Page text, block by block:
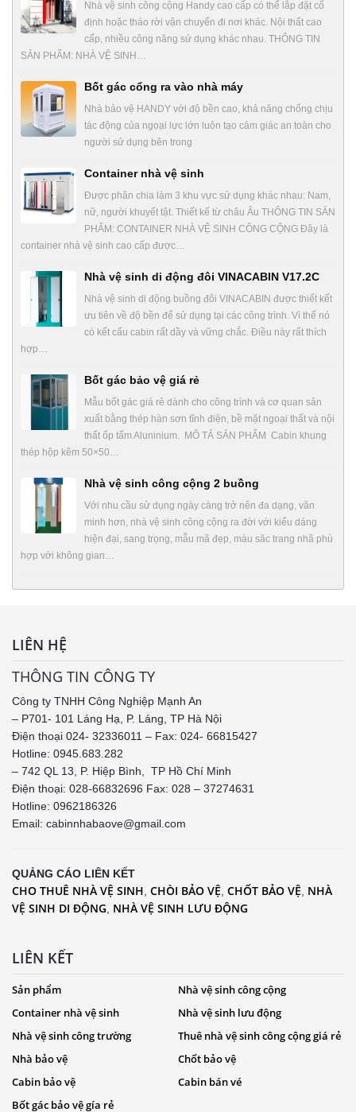
Nhà vệ sinh công cộng Handy cao cấp có thể lắp đặt cố
định hoặc tháo rời vận chuyển đi nơi khác. Nội thất cao
cấp, nhiều công năng sử dụng khác nhau. THÔNG TIN
SẢN PHẨM: NHÀ VỆ SINH…
Bốt gác cổng ra vào nhà máy
Nhà bảo vệ HANDY với độ bền cao, khả năng chống chịu
tác động của ngoại lực lớn luôn tạo cảm giác an toàn cho
người sử dụng bên trong
Container nhà vệ sinh
Được phân chia làm 3 khu vực sử dụng khác nhau: Nam,
nữ, người khuyết tật. Thiết kế từ châu Âu THÔNG TIN SẢN
PHẨM: CONTAINER NHÀ VỆ SINH CÔNG CỘNG Đây là
container nhà vệ sinh cao cấp được…
Nhà vệ sinh di động đôi VINACABIN V17.2C
Nhà vệ sinh di động buồng đôi VINACABIN được thiết kết
ưu tiên về độ bền để sử dụng tại các công trình. Vì thế nó
có kết cấu cabin rất dầy và vững chắc. Điều này rất thích
hợp…
Bốt gác bảo vệ giá rẻ
Mẫu bốt gác giá rẻ dành cho công trình và cơ quan sản
xuất bằng thép hàn sơn tĩnh điện, bề mặt ngoại thất và nội
thất ốp tấm Aluninium. MÔ TẢ SẢN PHẨM Cabin khung
thép hộp kẽm 50×50…
Nhà vệ sinh công cộng 2 buồng
Với nhu cầu sử dụng ngày càng trở nên đa dạng, văn
minh hơn, nhà vệ sinh công cộng ra đời với kiểu dáng
hiện đại, sang trọng, mẫu mã đẹp, màu săc trang nhã phù
hợp với không gian…
LIÊN HỆ
THÔNG TIN CÔNG TY
Công ty TNHH Công Nghiệp Mạnh An
– P701- 101 Láng Hạ, P. Láng, TP Hà Nội
Điện thoại 024- 32336011 – Fax: 024- 66815427
Hotline: 0945.683.282
– 742 QL 13, P. Hiệp Bình, TP Hồ Chí Minh
Điện thoại: 028-66832696 Fax: 028 – 37274631
Hotline: 0962186326
Email: cabinnhabaove@gmail.com
QUẢNG CÁO LIÊN KẾT
CHO THUÊ NHÀ VỆ SINH CHÒI BẢO VỆ CHỐT BẢO VỆ NHÀ
VỆ SINH DI ĐỘNG NHÀ VỆ SINH LƯU ĐỘNG
LIÊN KẾT
Sản phẩm
Nhà vệ sinh công cộng
Container nhà vệ sinh
Nhà vệ sinh lưu động
Nhà vệ sinh công trường
Thuê nhà vệ sinh công cộng giá rẻ
Nhà bảo vệ
Chốt bảo vệ
Cabin bảo vệ
Cabin bán vé
Bốt gác bảo vệ gía rẻ